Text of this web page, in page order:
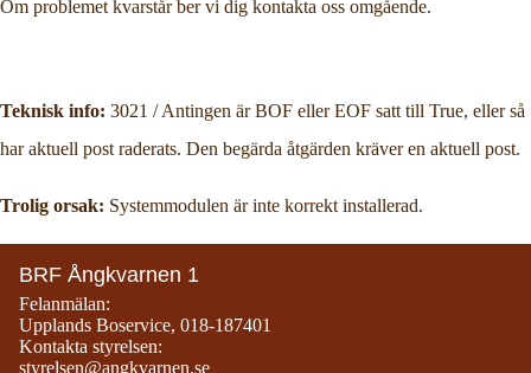
Om problemet kvarstår ber vi dig kontakta oss omgående.
Teknisk info: 3021 / Antingen är BOF eller EOF satt till True, eller så
har aktuell post raderats. Den begärda åtgärden kräver en aktuell post.
Trolig orsak: Systemmodulen är inte korrekt installerad.
BRF Ångkvarnen 1
Felanmälan:
Upplands Boservice, 018-187401
Kontakta styrelsen:
styrelsen@angkvarnen.se